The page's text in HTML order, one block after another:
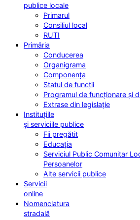
publice locale
Primarul
Consiliul local
RUTI
Primăria
Conducerea
Organigrama
Componența
Statul de funcții
Programul de funcționare și
Extrase din legislație
Instituțiile
și serviciile publice
Fii pregătit
Educația
Serviciul Public Comunitar
Persoanelor
Alte servicii publice
Servicii
online
Nomenclatura
stradală